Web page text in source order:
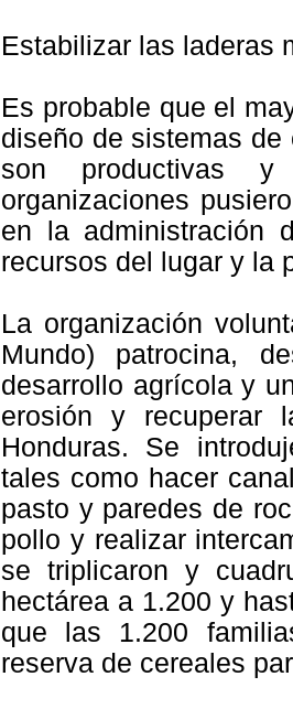
Estabilizar las laderas
Es probable que el
diseño de sistemas
son productivas
organizaciones
en la administración
recursos del lugar y la
La organización
Mundo) patrocina,
desarrollo agrícola y
erosión y recuperar
Honduras. Se
tales como hacer
pasto y paredes de
pollo y realizar
se triplicaron y
hectárea a 1.200 y
que las 1.200
reserva de cereales